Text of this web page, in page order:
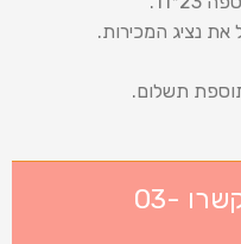
את נציג המכירות.
תשלום.
הזמינו עכשיו או התקשרו 03-